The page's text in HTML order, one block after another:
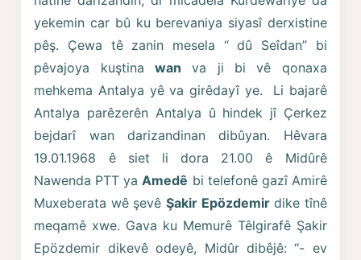
yekemin car bû ku berevaniya siyasî derxistine
pêş. Çewa tê zanin mesela “ dû Seîdan” bi
pêvajoya kuştinawan va ji bi vê qonaxa
mehkema Antalya yê va girêdayî ye. Li bajarê
Antalya parêzerên Antalya û hindek jî Çerkez
bejdarî wan darizandinan dibûyan. Hêvara
19.01.1968 ê siet li dora 21.00 ê Midûrê
Nawenda PTT yaAmedê bi telefonê gazî Amirê
Muxeberata wê şevê Şakir Epözdemirdike tînê
meqamê xwe. Gava ku Memurê Têlgirafê Şakir
Epözdemir dikevê odeyê, Midûr dibêjê: “- ev